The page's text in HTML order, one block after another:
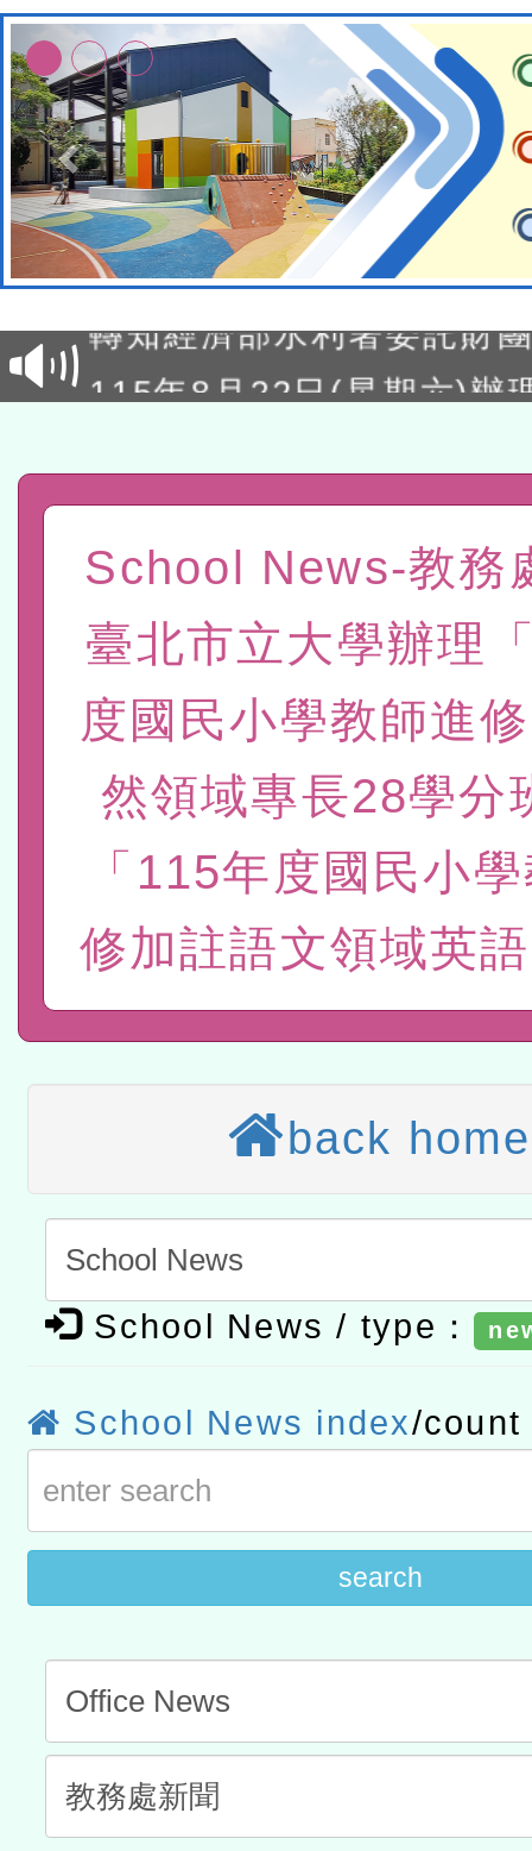
有關大陸委員會函釋公務
研究院辦理「115年表揚
115年8月22日(星期六)辦
宜
轉知教育部國民及學前教
進學校輔導計畫師資專業
計畫
函轉國家教育研究院中心
民族教育政策研討會「原
趨勢與發展」
轉知教育部國民及學前教
政府教育局辦理「115年
研習實施計畫－夢的N次
北場」計畫
函轉國立臺灣師範大學辦
臺北學習中心115年度第2
班」招生簡章及EDM
轉知有關國立成功大學辦
共融平台-教案暨教學示範
有關大陸委員會函釋公務
赴陸應申請許可一案
轉知經濟部水利署委託財
研究院辦理「115年表揚
位及節水達人選拔活動」
115年8月22日(星期六)辦
航」
「2026桃園藝術巡演」活
轉知教育部國民及學前教
灣師範大學辦理「114至
進學校輔導計畫師資專業
計畫
函轉國家教育研究院中心
民族教育政策研討會「原
趨勢與發展」
轉知教育部國民及學前教
政府教育局辦理「115年
北場」計畫
函轉國立臺灣師範大學辦
班」招生簡章及EDM
共融平台-教案暨教學示範
章
School News-教務
臺北市立大學辦理
度國民小學教師進
然領域專長28學分
「115年度國民小
修加註語文領域英
back home
School News / type：
School News index/count
search